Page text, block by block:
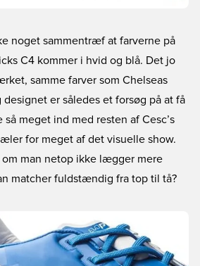
noget sammentræf at farverne på
C4 kommer i hvid og blå. Det jo
samme farver som Chelseas
er således et forsøg på at få
meget ind med resten af Cesc’s
for meget af det visuelle show.
om man netop ikke lægger mere
matcher fuldstændig fra top til tå?